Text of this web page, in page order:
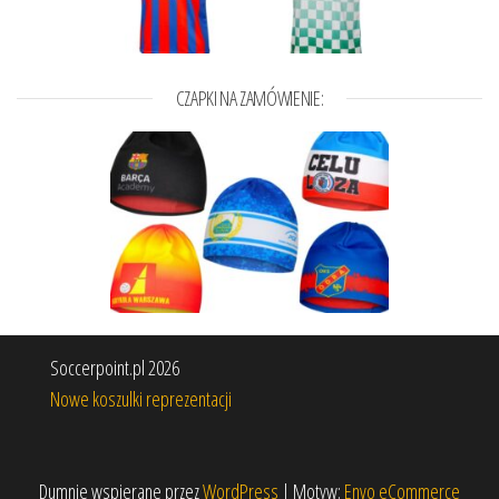
CZAPKI NA ZAMÓWIENIE:
Soccerpoint.pl 2026
Nowe koszulki reprezentacji
Dumnie wspierane przezWordPress | Motyw: Envo eCommerce